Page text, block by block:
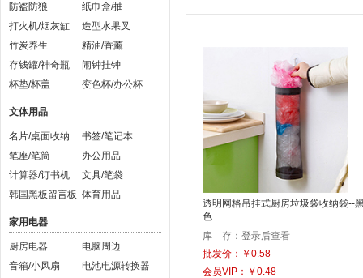
防盗防狼
纸巾盒/抽
打火机/烟灰缸
造型水果叉
竹炭养生
精油/香薰
存钱罐/神奇瓶
闹钟挂钟
杯垫/杯盖
变色杯/办公杯
文体用品
名片/桌面收纳
书签/笔记本
笔座/笔筒
办公用品
计算器/订书机
文具/笔袋
韩国黑板留言板 体育用品
家用电器
厨房电器
电脑周边
音箱/小风扇
电池电源转换器
透明网格吊挂式厨房垃圾袋收纳袋--
色
库 存：登录后查看
批发价：￥0.58
会员VIP：￥0.48